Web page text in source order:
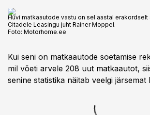
Huvi matkaautode vastu on sel aastal erakordselt
Citadele Leasingu juht Rainer Moppel.
Foto: Motorhome.ee
Kui seni on matkaautode soetamise
mil võeti arvele 208 uut matkaautot,
senine statistika näitab veelgi järsemat